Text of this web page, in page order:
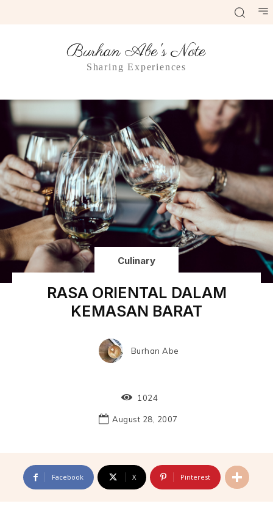
Burhan Abe's Note
Sharing Experiences
Culinary
RASA ORIENTAL DALAM
KEMASAN BARAT
Burhan Abe
1024
August 28, 2007
Facebook X Pinterest